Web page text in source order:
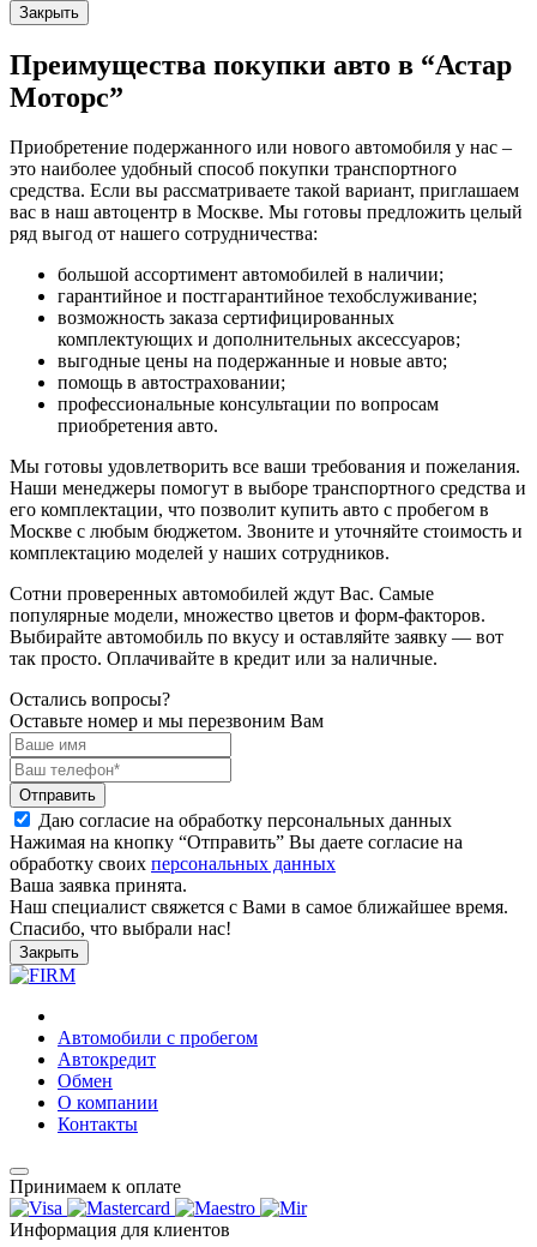
Закрыть
Преимущества покупки авто в “Астар
Моторс”
Приобретение подержанного или нового автомобиля у нас –
это наиболее удобный способ покупки транспортного
средства. Если вы рассматриваете такой вариант, приглашаем
вас в наш автоцентр в Москве. Мы готовы предложить целый
ряд выгод от нашего сотрудничества:
большой ассортимент автомобилей в наличии;
гарантийное и постгарантийное техобслуживание;
возможность заказа сертифицированных
комплектующих и дополнительных аксессуаров;
выгодные цены на подержанные и новые авто;
помощь в автостраховании;
профессиональные консультации по вопросам
приобретения авто.
Мы готовы удовлетворить все ваши требования и пожелания.
Наши менеджеры помогут в выборе транспортного средства и
его комплектации, что позволит купить авто с пробегом в
Москве с любым бюджетом. Звоните и уточняйте стоимость и
комплектацию моделей у наших сотрудников.
Сотни проверенных автомобилей ждут Вас. Самые
популярные модели, множество цветов и форм-факторов.
Выбирайте автомобиль по вкусу и оставляйте заявку — вот
так просто. Оплачивайте в кредит или за наличные.
Остались вопросы?
Оставьте номер и мы перезвоним Вам
Отправить
Даю согласие на обработку персональных данных
Нажимая на кнопку “Отправить” Вы даете согласие на
обработку своих персональных данных
Ваша заявка принята.
Наш специалист свяжется с Вами в самое ближайшее время.
Спасибо, что выбрали нас!
Закрыть
Автомобили с пробегом
Автокредит
Обмен
О компании
Контакты
Принимаем к оплате
Информация для клиентов